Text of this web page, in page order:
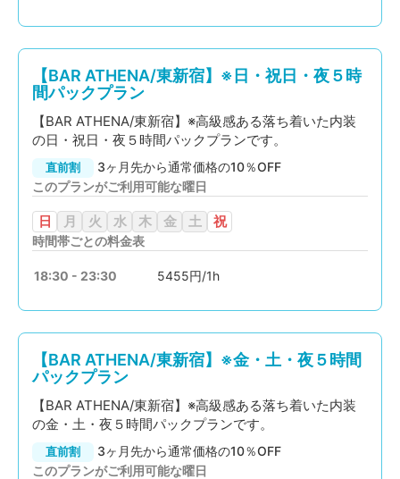
【BAR ATHENA/東新宿】※日・祝日・夜５時
間パックプラン
【BAR ATHENA/東新宿】※高級感ある落ち着いた内装
の日・祝日・夜５時間パックプランです。
直前割
3ヶ月先から通常価格の10％OFF
このプランがご利用可能な曜日
日 月 火 水 木 金 土 祝
時間帯ごとの料金表
18:30 - 23:30 5455円/1h
【BAR ATHENA/東新宿】※金・土・夜５時間
パックプラン
【BAR ATHENA/東新宿】※高級感ある落ち着いた内装
の金・土・夜５時間パックプランです。
直前割
3ヶ月先から通常価格の10％OFF
このプランがご利用可能な曜日